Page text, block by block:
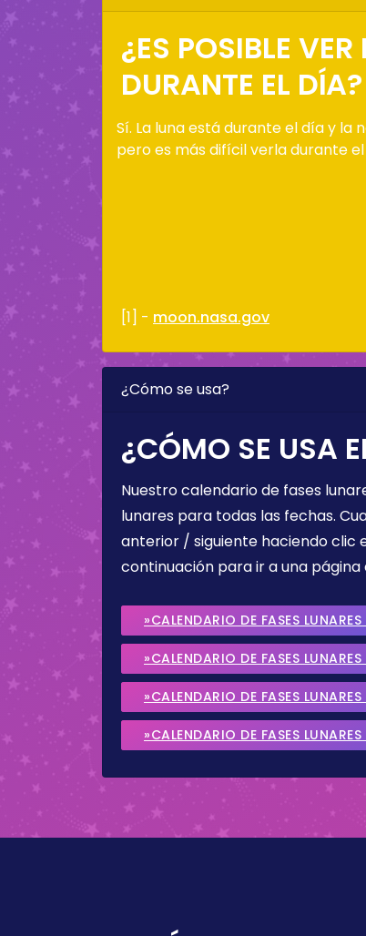
¿ES POSIBLE
DURANTE EL DÍA?
Sí. La luna está durante el día y la
pero es más difícil verla durante el
[1] - moon.nasa.gov
¿Cómo se usa?
¿CÓMO SE USA
Nuestro calendario de fases
lunares para todas las fechas.
anterior / siguiente haciendo clic
continuación para ir a una
»CALENDARIO DE FASES
»CALENDARIO DE FASES
»CALENDARIO DE FASES
»CALENDARIO DE FASES